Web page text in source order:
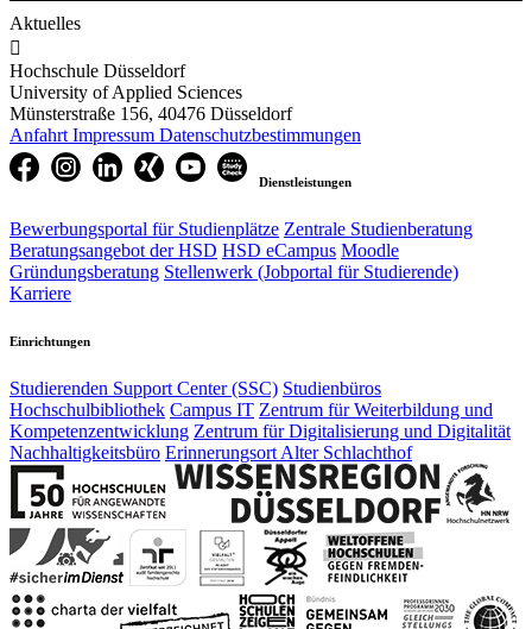
Aktuelles

Hochschule Düsseldorf
University of Applied Sciences
Münsterstraße 156, 40476 Düsseldorf
Anfahrt Impressum Datenschutzbestimmungen
Dienstleistungen
Bewerbungsportal für Studienplätze Zentrale Studienberatung
Beratungsangebot der HSD HSD eCampus Moodle
Gründungsberatung Stellenwerk (Jobportal für Studierende)
Karriere
Einrichtungen
Studierenden Support Center (SSC) Studienbüros
Hochschulbibliothek Campus IT Zentrum für Weiterbildung und
Kompetenzentwicklung Zentrum für Digitalisierung und Digitalität
Nachhaltigkeitsbüro Erinnerungsort Alter Schlachthof